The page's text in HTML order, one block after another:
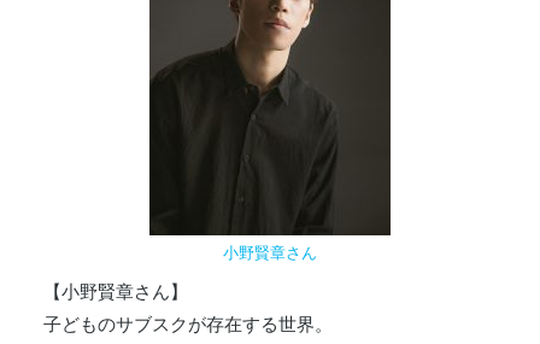
小野賢章さん
【小野賢章さん】
子どものサブスクが存在する世界。